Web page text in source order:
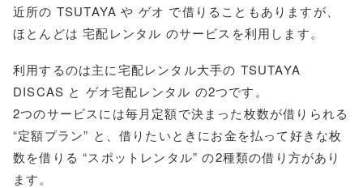
近所の TSUTAYA や ゲオ で借りることもありますが、
ほとんどは 宅配レンタル のサービスを利用します。
利用するのは主に宅配レンタル大手の TSUTAYA
DISCAS と ゲオ宅配レンタル の2つです。
2つのサービスには毎月定額で決まった枚数が借りられる
“定額プラン” と、借りたいときにお金を払って好きな枚
数を借りる “スポットレンタル” の2種類の借り方があり
ます。